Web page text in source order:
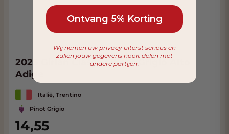
2025 Girlan Classici Pinot Grigio Alto
Adige
Italië, Trentino
Pinot Grigio
14,55
Ontvang 5% Korting
Wij nemen uw privacy uiterst serieus en
zullen jouw gegevens nooit delen met
andere partijen.